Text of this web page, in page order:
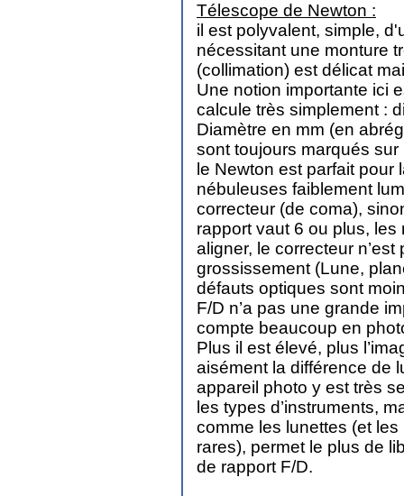
Télescope de Newton :
il est polyvalent, simple,
nécessitant une monture
(collimation) est délicat
Une notion importante ici
calcule très simplement :
Diamètre en mm (en
sont toujours marqués sur
le Newton est parfait
nébuleuses faiblement
correcteur (de coma),
rapport vaut 6 ou plus,
aligner, le correcteur
grossissement (Lune,
défauts optiques sont
F/D n’a pas une grande
compte beaucoup en
Plus il est élevé, plus
aisément la différence de
appareil photo y est très
les types d’instruments,
comme les lunettes (et
rares), permet le plus de
de rapport F/D.